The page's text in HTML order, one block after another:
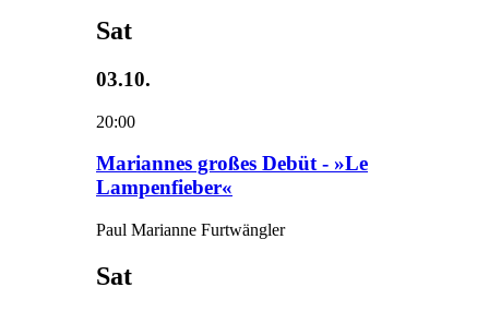
Sat
03.10.
20:00
Mariannes großes Debüt - »Le
Lampenfieber«
Paul Marianne Furtwängler
Sat